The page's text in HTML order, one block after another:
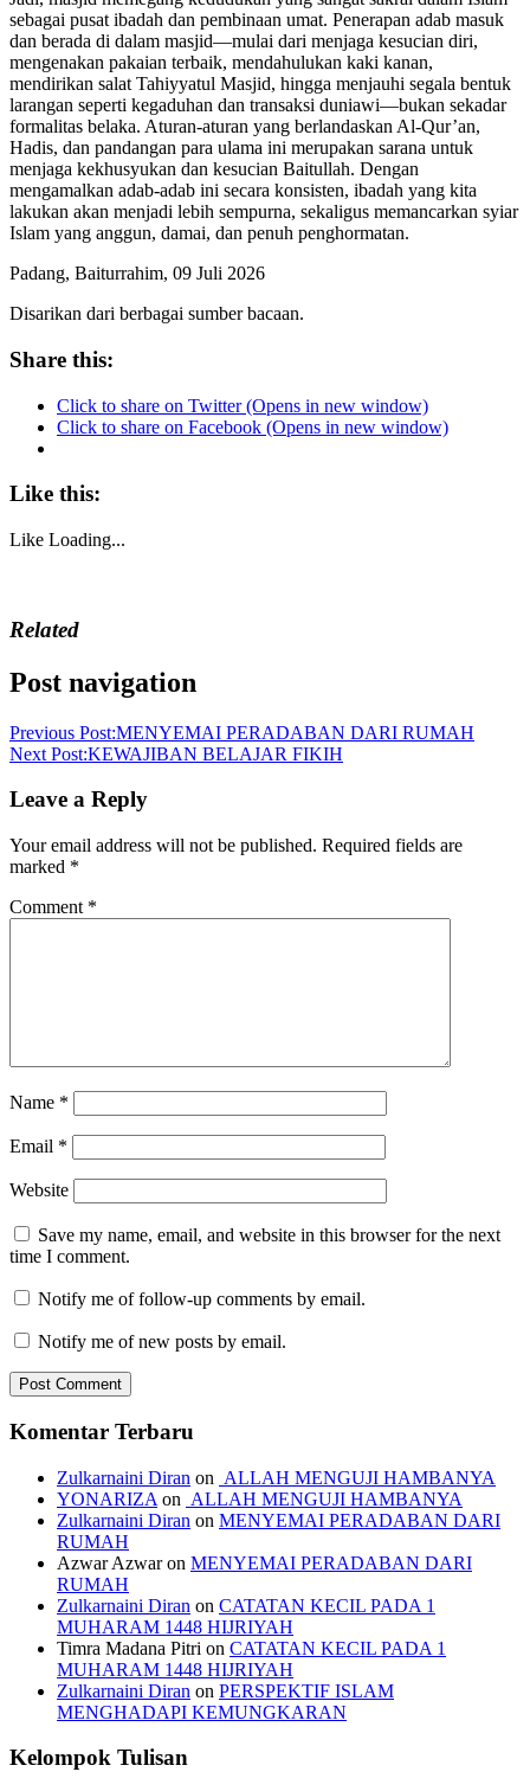
sebagai pusat ibadah dan pembinaan umat. Penerapan adab masuk
dan berada di dalam masjid—mulai dari menjaga kesucian diri,
mengenakan pakaian terbaik, mendahulukan kaki kanan,
mendirikan salat Tahiyyatul Masjid, hingga menjauhi segala bentuk
larangan seperti kegaduhan dan transaksi duniawi—bukan sekadar
formalitas belaka. Aturan-aturan yang berlandaskan Al-Qur’an,
Hadis, dan pandangan para ulama ini merupakan sarana untuk
menjaga kekhusyukan dan kesucian Baitullah. Dengan
mengamalkan adab-adab ini secara konsisten, ibadah yang kita
lakukan akan menjadi lebih sempurna, sekaligus memancarkan syiar
Islam yang anggun, damai, dan penuh penghormatan.
Padang, Baiturrahim, 09 Juli 2026
Disarikan dari berbagai sumber bacaan.
Share this:
Click to share on Twitter (Opens in new window)
Click to share on Facebook (Opens in new window)
Like this:
Like Loading...
Related
Post navigation
Previous Post:MENYEMAI PERADABAN DARI RUMAH
Next Post:KEWAJIBAN BELAJAR FIKIH
Leave a Reply
Your email address will not be published. Required fields are
marked *
Comment *
Name *
Email *
Website
Save my name, email, and website in this browser for the next
time I comment.
Notify me of follow-up comments by email.
Notify me of new posts by email.
Komentar Terbaru
Zulkarnaini Diran on ALLAH MENGUJI HAMBANYA
YONARIZA on ALLAH MENGUJI HAMBANYA
Zulkarnaini Diran on MENYEMAI PERADABAN DARI
RUMAH
Azwar Azwaron MENYEMAI PERADABAN DARI
RUMAH
Zulkarnaini Diran on CATATAN KECIL PADA 1
MUHARAM 1448 HIJRIYAH
Timra Madana Pitri on CATATAN KECIL PADA 1
MUHARAM 1448 HIJRIYAH
Zulkarnaini Diran on PERSPEKTIF ISLAM
MENGHADAPI KEMUNGKARAN
Kelompok Tulisan